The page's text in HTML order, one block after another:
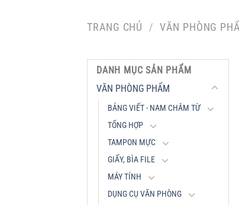
TRANG CHỦ / VĂN PHÒNG
DANH MỤC SẢN PHẨM
VĂN PHÒNG PHẨM
BẢNG VIẾT - NAM CHÂM TỪ
TỔNG HỢP
TAMPON MỰC
GIẤY, BÌA FILE
MÁY TÍNH
DỤNG CỤ VĂN PHÒNG